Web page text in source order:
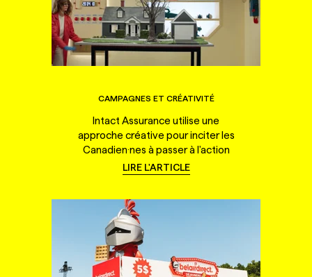
CAMPAGNES ET CRÉATIVITÉ
Intact Assurance utilise une
approche créative pour inciter les
Canadien·nes à passer à l'action
LIRE L'ARTICLE